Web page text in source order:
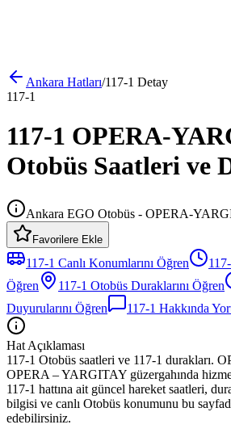
Ankara Hatları/117-1 Detay
117-1
117-1 OPERA-
Otobüs Saatleri ve
Ankara EGO Otobüs - OPERA-
Favorilere Ekle
117-1 Canlı Konumlarını Öğren
Öğren
117-1 Otobüs Duraklarını Öğren
Duyurularını Öğren
117-1 Hakkında
Hat Açıklaması
117-1 Otobüs saatleri ve 117-1 durakları.
OPERA – YARGITAY güzergahında
117-1 hattına ait güncel hareket saatleri,
bilgisi ve canlı Otobüs konumunu bu
edebilirsiniz.